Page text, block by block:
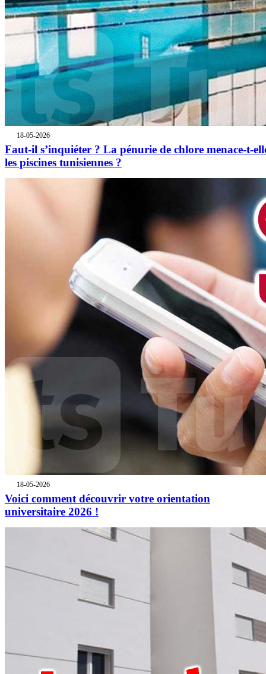
18-05-2026
Faut-il s’inquiéter ? La pénurie de chlore menace-t-
les piscines tunisiennes ?
18-05-2026
Voici comment découvrir votre orientation
universitaire 2026 !